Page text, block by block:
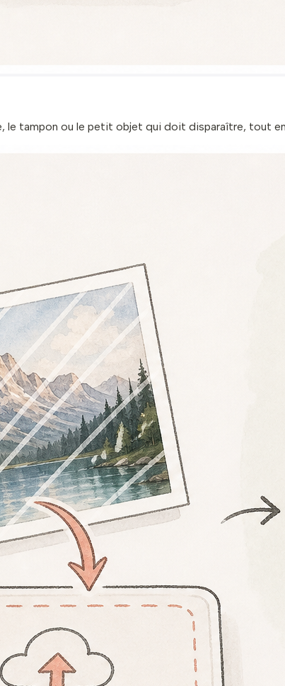
tampon ou le petit objet qui doit disparaître, tout